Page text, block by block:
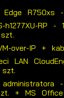
Edge R750xs
h1277XU-RP
over-IP +
LAN
+ MS